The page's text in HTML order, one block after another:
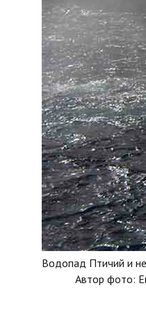
Водопад Птичий и
Автор фото: